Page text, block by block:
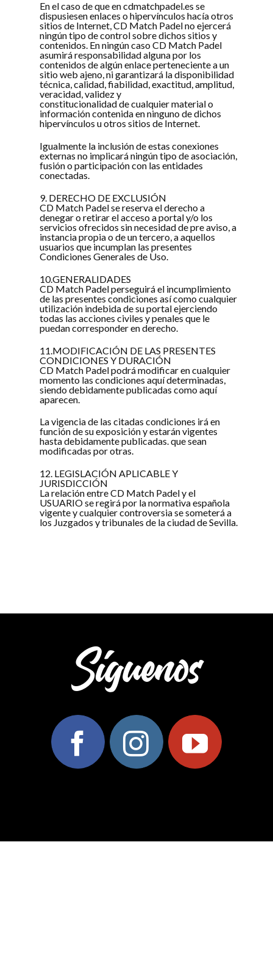
En el caso de que en cdmatchpadel.es se
dispusiesen enlaces o hipervínculos hacía otros
sitios de Internet, CD Match Padel no ejercerá
ningún tipo de control sobre dichos sitios y
contenidos. En ningún caso CD Match Padel
asumirá responsabilidad alguna por los
contenidos de algún enlace perteneciente a un
sitio web ajeno, ni garantizará la disponibilidad
técnica, calidad, fiabilidad, exactitud, amplitud,
veracidad, validez y
constitucionalidad de cualquier material o
información contenida en ninguno de dichos
hipervínculos u otros sitios de Internet.
Igualmente la inclusión de estas conexiones
externas no implicará ningún tipo de asociación,
fusión o participación con las entidades
conectadas.
9. DERECHO DE EXCLUSIÓN
CD Match Padel se reserva el derecho a
denegar o retirar el acceso a portal y/o los
servicios ofrecidos sin necesidad de pre aviso, a
instancia propia o de un tercero, a aquellos
usuarios que incumplan las presentes
Condiciones Generales de Uso.
10.GENERALIDADES
CD Match Padel perseguirá el incumplimiento
de las presentes condiciones así como cualquier
utilización indebida de su portal ejerciendo
todas las acciones civiles y penales que le
puedan corresponder en derecho.
11.MODIFICACIÓN DE LAS PRESENTES
CONDICIONES Y DURACIÓN
CD Match Padel podrá modificar en cualquier
momento las condiciones aquí determinadas,
siendo debidamente publicadas como aquí
aparecen.
La vigencia de las citadas condiciones irá en
función de su exposición y estarán vigentes
hasta debidamente publicadas. que sean
modificadas por otras.
12. LEGISLACIÓN APLICABLE Y
JURISDICCIÓN
La relación entre CD Match Padel y el
USUARIO se regirá por la normativa española
vigente y cualquier controversia se someterá a
los Juzgados y tribunales de la ciudad de Sevilla.
Síguenos